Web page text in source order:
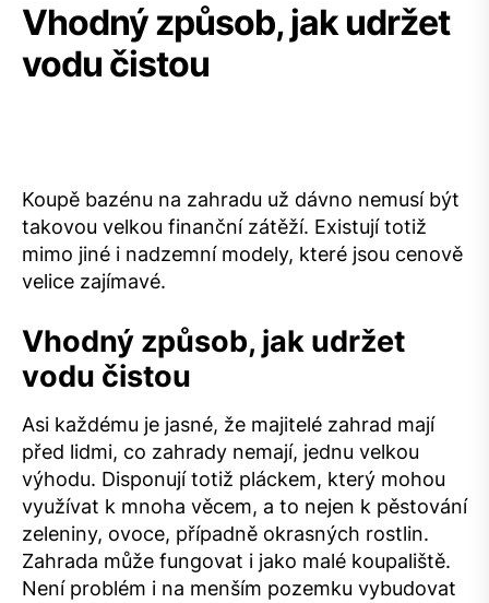
Vhodný způsob, jak udržet
vodu čistou
Koupě bazénu na zahradu už dávno nemusí být
takovou velkou finanční zátěží. Existují totiž
mimo jiné i nadzemní modely, které jsou cenově
velice zajímavé.
Vhodný způsob, jak udržet
vodu čistou
Asi každému je jasné, že majitelé zahrad mají
před lidmi, co zahrady nemají, jednu velkou
výhodu. Disponují totiž pláckem, který mohou
využívat k mnoha věcem, a to nejen k pěstování
zeleniny, ovoce, případně okrasných rostlin.
Zahrada může fungovat i jako malé koupaliště.
Není problém i na menším pozemku vybudovat